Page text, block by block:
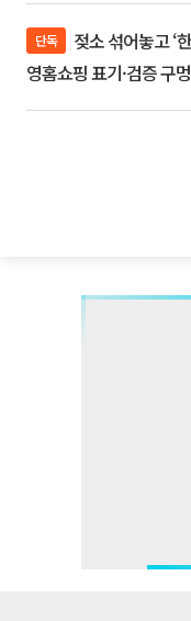
단독
영홈쇼핑 표기·검증 구멍